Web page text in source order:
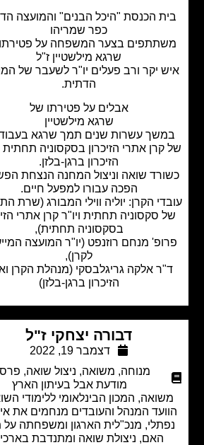
הכנסת "היכל הבנים" והמועצה הדתית
כפר שמריהו
בצער המשפחה על פטירתו של
שרגא מילשטיין ז"ל
יקר ורב פעלים יו"ר לשעבר של המועצה
אבלים על פטירתו של
שרגא מילשטיין
עשרות שנים תמך שרגא בעבודתם
אתרי הזיכרון בסקסוניה תחתית ואתר
הזיכרון ברגן-בלזן.
שואה וניצול המחנה הנצחת הפשעים
הפכה עבורו למפעל חיים.
הקרן: יוליה ווילי המבורג (שרת התרבות
סקסוניה תחתית ויו"ר קרן אתרי הזיכרון
בסקסוניה תחתית),
מנחם רוזנפט (יו"ר המועצה המייעצת
אלקה גריגלבסקי (מנהלת הקרן ואתר
ברגן-בלזן)
דבורה יצחקי ז"ל
דצמבר 19, 2022
מנוחה
משואה,ניצול שואה,פרסום
מודעת אבל בעיתון הארץ
המכון הבינלאומי ללימודי השואה,
המנהל והעובדים מנחמים את איה בן
מנכ"לית הארגון ומשפחתה על מות
האם, ניצולת שואה ומתנדבת בארכיון